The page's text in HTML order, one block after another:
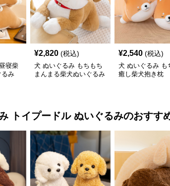
寝柴
るみ
¥2,820 (税込)
犬 ぬいぐるみ もちもち
まんまる柴犬ぬいぐるみ
¥2,540 (税込)
犬 ぬいぐるみ も
癒し柴犬抱き枕
トイプードル ぬいぐるみのおすす